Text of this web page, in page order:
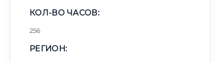
КОЛ-ВО ЧАСОВ:
256
РЕГИОН: